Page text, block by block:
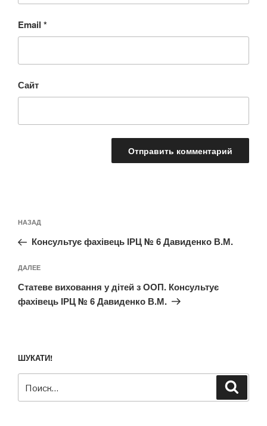
Email *
Сайт
по
записям
Предыдущая
запись:
НАЗАД
Консультує фахівець ІРЦ № 6 Давиденко В.М.
Следующая
запись
ДАЛЕЕ
Статеве виховання у дітей з ООП. Консультує
фахівець ІРЦ № 6 Давиденко В.М.
ШУКАТИ!